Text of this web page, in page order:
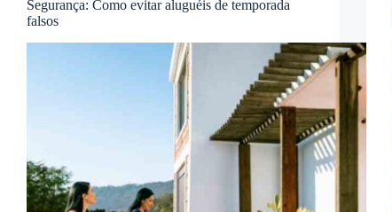
Segurança: Como evitar aluguéis de temporada
falsos